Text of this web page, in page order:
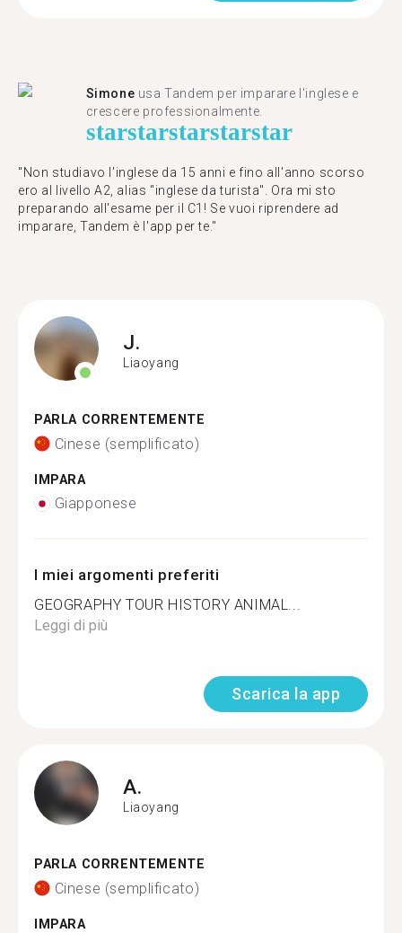
Simone usa Tandem per imparare l'inglese e
crescere professionalmente.
starstarstarstarstar
"Non studiavo l'inglese da 15 anni e fino all'anno scorso
ero al livello A2, alias "inglese da turista". Ora mi sto
preparando all'esame per il C1! Se vuoi riprendere ad
imparare, Tandem è l'app per te."
J.
Liaoyang
PARLA CORRENTEMENTE
Cinese (semplificato)
IMPARA
Giapponese
I miei argomenti preferiti
GEOGRAPHY TOUR HISTORY ANIMAL...
Leggi di più
Scarica la app
A.
Liaoyang
PARLA CORRENTEMENTE
Cinese (semplificato)
IMPARA